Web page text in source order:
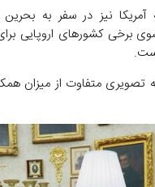
آمریکا نیز در سفر به
کشورهای اروپایی برای
تصویری متفاوت از میزان